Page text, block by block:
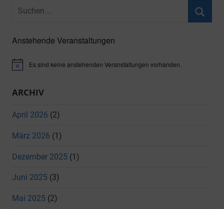
Suchen
Anstehende Veranstaltungen
HinweisEs sind keine anstehenden Veranstaltungen vorhanden.
ARCHIV
April 2026 (2)
März 2026 (1)
Dezember 2025 (1)
Juni 2025 (3)
Mai 2025 (2)